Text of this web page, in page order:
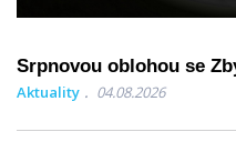
Srpnovou oblohou se
Aktuality 04.08.2026